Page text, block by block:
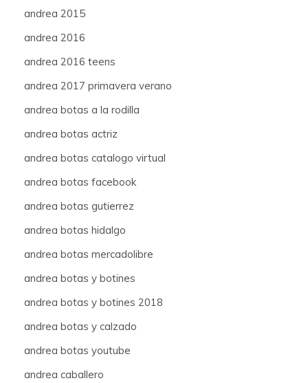
andrea 2015
andrea 2016
andrea 2016 teens
andrea 2017 primavera verano
andrea botas a la rodilla
andrea botas actriz
andrea botas catalogo virtual
andrea botas facebook
andrea botas gutierrez
andrea botas hidalgo
andrea botas mercadolibre
andrea botas y botines
andrea botas y botines 2018
andrea botas y calzado
andrea botas youtube
andrea caballero